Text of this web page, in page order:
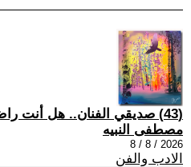
(43) صديقي الفنان.. هل أنت راضٍ عن نفسك؟
مصطفى النبيه
2026 / 8 / 8
الادب والفن